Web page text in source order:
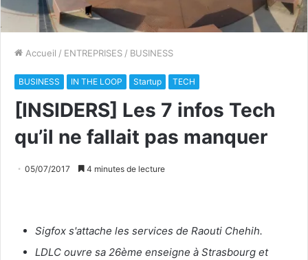
Accueil / ENTREPRISES / BUSINESS
BUSINESS IN THE LOOP Startup TECH
[INSIDERS] Les 7 infos Tech
qu’il ne fallait pas manquer
05/07/2017 4 minutes de lecture
Sigfox s'attache les services de Raouti Chehih.
LDLC ouvre sa 26ème enseigne à Strasbourg et